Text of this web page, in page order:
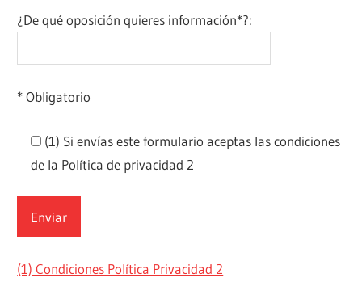
¿De qué oposición quieres información*?:
* Obligatorio
(1) Si envías este formulario aceptas las condiciones
de la Política de privacidad 2
(1) Condiciones Política Privacidad 2